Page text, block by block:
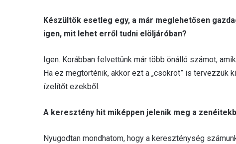
Készültök esetleg egy, a már meglehetősen
igen, mit lehet erről tudni elöljáróban?
Igen. Korábban felvettünk már több önálló számot,
Ha ez megtörténik, akkor ezt a „csokrot” is tervezzük
ízelítőt ezekből.
A keresztény hit miképpen jelenik meg a
Nyugodtan mondhatom, hogy a kereszténység